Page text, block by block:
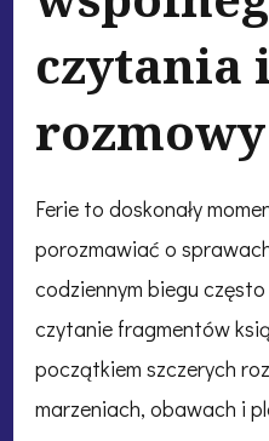
czytania
rozmowy
Ferie to doskonały
porozmawiać o
codziennym biegu
czytanie fragmentów
początkiem szczerych
marzeniach, obawach i